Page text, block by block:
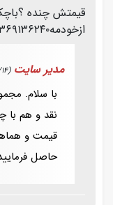
قیمتش چنده
ازخودمه۰۹۳۶۹۱۳۶۲۴۰
مدیر سایت (1403/01/14)
با سلام.
نقد و هم
قیمت و
حاصل